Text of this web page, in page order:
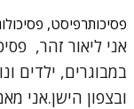
פסיכותרפיסט,
אני ליאור זהר,
במבוגרים, ילדים
ובצפון הישן.אני